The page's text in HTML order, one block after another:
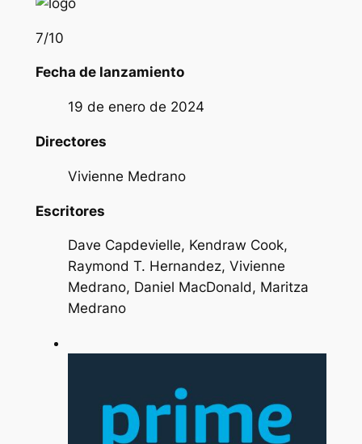
7/10
Fecha de lanzamiento
19 de enero de 2024
Directores
Vivienne Medrano
Escritores
Dave Capdevielle, Kendraw Cook,
Raymond T. Hernandez, Vivienne
Medrano, Daniel MacDonald, Maritza
Medrano